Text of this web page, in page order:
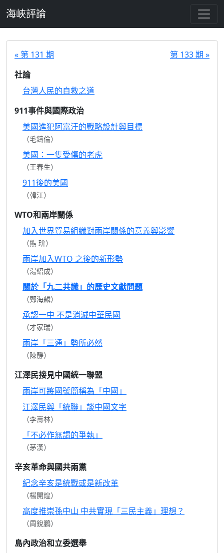
海峽評論
« 第 131 期
第 133 期 »
社論
台灣人民的自救之道
911事件與國際政治
美國進犯阿富汗的戰略設計與目標
（毛鑄倫）
美國：一隻受傷的老虎
（王春生）
911後的美國
（韓江）
WTO和兩岸關係
加入世界貿易組織對兩岸關係的意義與影響
（熊 玠）
兩岸加入WTO 之後的新形勢
（湯紹成）
關於「九二共識」的歷史文獻問題
（鄭海麟）
承認一中 不是消滅中華民國
（才家瑞）
兩岸「三通」勢所必然
（陳靜）
江澤民接見中國統一聯盟
兩岸可將國號簡稱為「中國」
江澤民與「統聯」談中國文字
（李壽林）
「不必作無謂的爭執」
（茅漢）
辛亥革命與國共兩黨
紀念辛亥是統戰或是新改革
（楊開煌）
高度推崇孫中山 中共實現「三民主義」理想？
（周銳鵬）
島內政治和立委選舉